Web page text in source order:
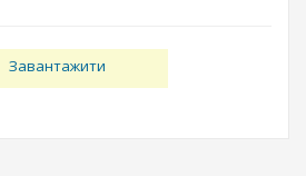
Завантажити